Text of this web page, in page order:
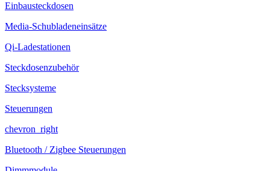
Einbausteckdosen
Media-Schubladeneinsätze
Qi-Ladestationen
Steckdosenzubehör
Stecksysteme
Steuerungen
chevron_right
Bluetooth / Zigbee Steuerungen